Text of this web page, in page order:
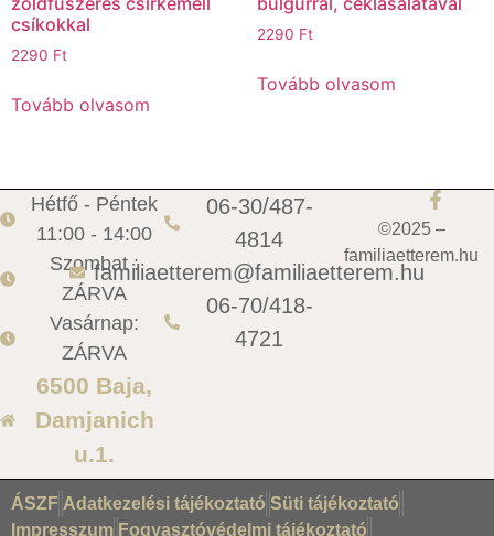
csíkokkal
2290 Ft
Tovább olvasom
2290 Ft
Tovább olvasom
Hétfő - Péntek
11:00 - 14:00
Szombat :
ZÁRVA
Vasárnap:
ZÁRVA
6500 Baja,
Damjanich
u.1.
06-30/487-
4814
familiaetterem@familiaetterem.hu
06-70/418-
4721
©2025 –
familiaetterem.hu
ÁSZF Adatkezelési tájékoztató Süti tájékoztató
Impresszum Fogyasztóvédelmi tájékoztató